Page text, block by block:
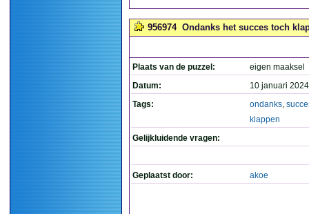
956974 Ondanks het succes toch
Plaats van de puzzel:
eigen maaksel
Datum:
10 januari
Tags:
ondanks,
klappen
Gelijkluidende vragen:
Geplaatst door: akoe